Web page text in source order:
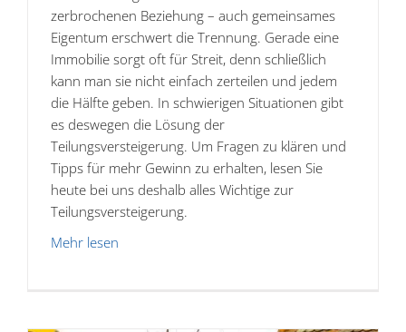
zerbrochenen Beziehung – auch gemeinsames
Eigentum erschwert die Trennung. Gerade eine
Immobilie sorgt oft für Streit, denn schließlich
kann man sie nicht einfach zerteilen und jedem
die Hälfte geben. In schwierigen Situationen gibt
es deswegen die Lösung der
Teilungsversteigerung. Um Fragen zu klären und
Tipps für mehr Gewinn zu erhalten, lesen Sie
heute bei uns deshalb alles Wichtige zur
Teilungsversteigerung.
Mehr lesen